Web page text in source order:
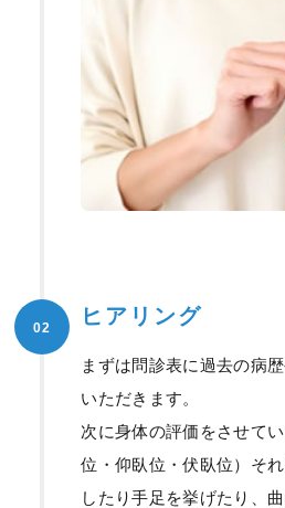
02 ヒアリング
まずは問診表に過去の病
いただきます。
次に身体の評価をさせて
位・仰臥位・伏臥位）そ
したり手足を挙げたり、